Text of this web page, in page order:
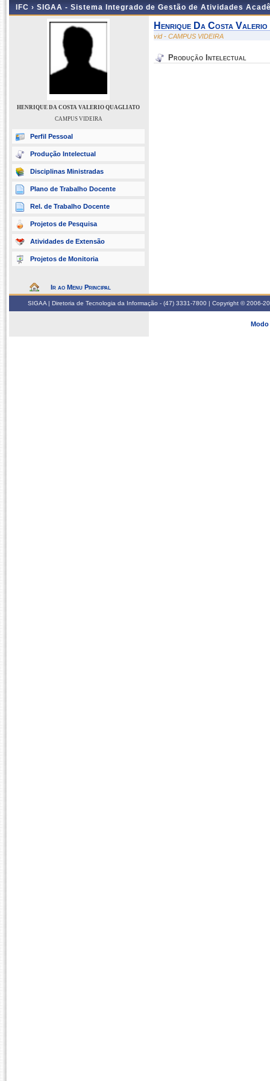
IFC › SIGAA - Sistema Integrado de Gestão de Atividades
HENRIQUE DA COSTA VALERIO QUAGLIATO
CAMPUS VIDEIRA
Perfil Pessoal
Produção Intelectual
Disciplinas Ministradas
Plano de Trabalho Docente
Rel. de Trabalho Docente
Projetos de Pesquisa
Atividades de Extensão
Projetos de Monitoria
Ir ao Menu Principal
Henrique Da Costa
vid - CAMPUS VIDEIRA
Produção Intelectual
SIGAA | Diretoria de Tecnologia da Informação - (47) 3331-7800 | Copyright © 2006-
Modo